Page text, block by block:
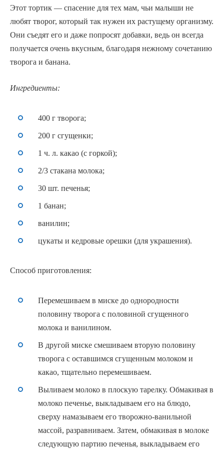
Этот тортик — спасение для тех мам, чьи малыши не
любят творог, который так нужен их растущему организму.
Они съедят его и даже попросят добавки, ведь он всегда
получается очень вкусным, благодаря нежному сочетанию
творога и банана.
Ингредиенты:
400 г творога;
200 г сгущенки;
1 ч. л. какао (с горкой);
2/3 стакана молока;
30 шт. печенья;
1 банан;
ванилин;
цукаты и кедровые орешки (для украшения).
Способ приготовления:
Перемешиваем в миске до однородности
половину творога с половиной сгущенного
молока и ванилином.
В другой миске смешиваем вторую половину
творога с оставшимся сгущенным молоком и
какао, тщательно перемешиваем.
Выливаем молоко в плоскую тарелку. Обмакивая в
молоко печенье, выкладываем его на блюдо,
сверху намазываем его творожно-ванильной
массой, разравниваем. Затем, обмакивая в молоке
следующую партию печенья, выкладываем его